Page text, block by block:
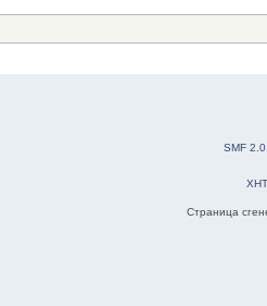
SMF
Страница